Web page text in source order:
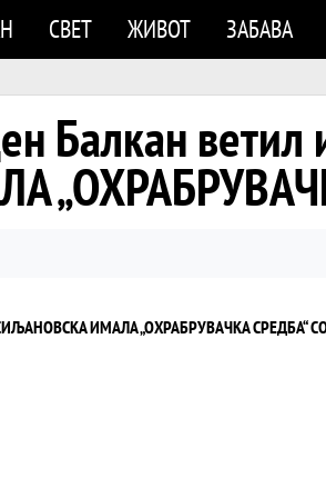
СВЕТ ЖИВОТ ЗАБАВА
Балкан ветил